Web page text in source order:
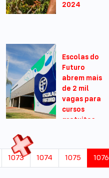
2024
Escolas do
Futuro
abrem mais
de 2 mil
vagas para
cursos
gratuitos
11/04/2024 -
08:04
1073 1074 1075 1076